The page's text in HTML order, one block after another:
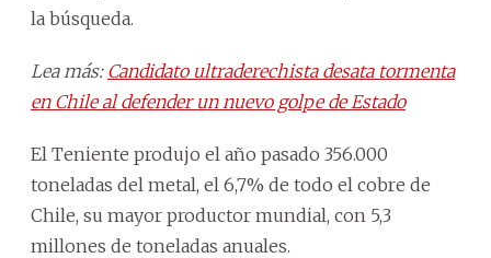
la búsqueda.
Lea más: Candidato ultraderechista desata tormenta
en Chile al defender un nuevo golpe de Estado
El Teniente produjo el año pasado 356.000
toneladas del metal, el 6,7% de todo el cobre de
Chile, su mayor productor mundial, con 5,3
millones de toneladas anuales.